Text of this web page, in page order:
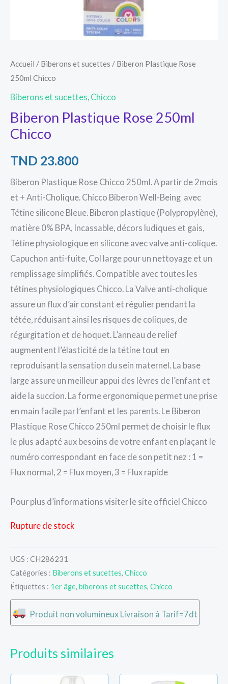
Accueil / Biberons et sucettes / Biberon Plastique Rose
250ml Chicco
Biberons et sucettes Chicco
Biberon Plastique Rose 250ml
Chicco
TND 23.800
Biberon Plastique Rose Chicco 250ml. A partir de 2mois
et + Anti-Cholique. Chicco Biberon Well-Being avec
Tétine silicone Bleue. Biberon plastique (Polypropylène),
matière 0% BPA, Incassable, décors ludiques et gais,
Tétine physiologique en silicone avec valve anti-colique.
Capuchon anti-fuite, Col large pour un nettoyage et un
remplissage simplifiés. Compatible avec toutes les
tétines physiologiques Chicco. La Valve anti-cholique
assure un flux d’air constant et régulier pendant la
tétée, réduisant ainsi les risques de coliques, de
régurgitation et de hoquet. L’anneau de relief
augmentent l’élasticité de la tétine tout en
reproduisant la sensation du sein maternel. La base
large assure un meilleur appui des lèvres de l’enfant et
aide la succion. La forme ergonomique permet une prise
en main facile par l’enfant et les parents. Le Biberon
Plastique Rose Chicco 250ml permet de choisir le flux
le plus adapté aux besoins de votre enfant en plaçant le
numéro correspondant en face de son petit nez : 1 =
Flux normal, 2 = Flux moyen, 3 = Flux rapide
Pour plus d’informations visiter le site officiel Chicco
Rupture de stock
UGS : CH286231
Catégories : Biberons et sucettes, Chicco
Étiquettes : 1er âge, biberons et sucettes, Chicco
Produit non volumineux Livraison à Tarif=7dt
Produits similaires